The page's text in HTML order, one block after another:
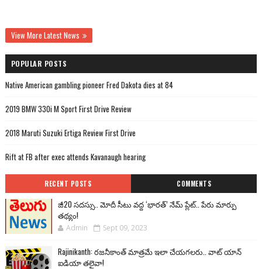
View More Latest News
POPULAR POSTS
Native American gambling pioneer Fred Dakota dies at 84
2019 BMW 330i M Sport First Drive Review
2018 Maruti Suzuki Ertiga Review First Drive
Rift at FB after exec attends Kavanaugh hearing
RECENT POSTS COMMENTS
జీ20 సదస్సు.. మోదీ సీటు వద్ద ‘భారత్’ నేమ్ ప్లేట్‌.. పేరు మార్పు
తథ్యం!
Admin Sept 09, 2023
Rajinikanth: రజనీకాంత్ మాత్రమే ఇలా చేయగలరు.. వాట్ యాన్
ఐడియా తలైవా!